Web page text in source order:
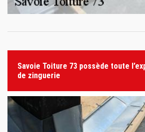
Savoie Toiture 73 possède toute
de zinguerie